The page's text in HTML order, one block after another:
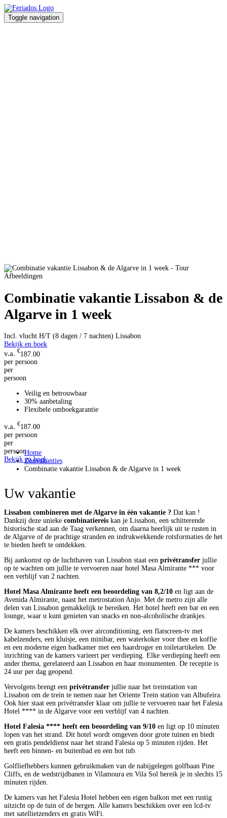
Toggle navigation
Afbeeldingen
Combinatie vakantie Lissabon & de
Algarve in 1 week
Incl. vlucht H/T (8 dagen / 7 nachten) Lissabon
Bekijk en boek
€187.00
per persoon
per
persoon
Veilig en betrouwbaar
30% aanbetaling
Flexibele omboekgarantie
€187.00
per persoon
per
persoon
Bekijk en boek
Home
Zonvakanties
Combinatie vakantie Lissabon & de Algarve in 1 week
Uw vakantie
Lissabon combineren met de Algarve in één vakantie ? Dat kan !
Dankzij deze unieke combinatiereis kan je Lissabon, een schitterende
historische stad aan de Taag verkennen, om daarna heerlijk uit te rusten in
de Algarve of de prachtige stranden en indrukwekkende rotsformaties de het
te bieden heeft te ontdekken.
Bij aankomst op de luchthaven van Lissabon staat een privétransfer jullie
op te wachten om jullie te vervoeren naar hotel Masa Almirante *** voor
een verblijf van 2 nachten.
Hotel Masa Almirante heeft een beoordeling van 8,2/10 en ligt aan de
Avenida Almirante, naast het metrostation Anjo. Met de metro zijn alle
delen van Lissabon gemakkelijk te bereiken. Het hotel heeft een bar en een
lounge, waar u kunt genieten van snacks en non-alcoholische drankjes.
De kamers beschikken elk over airconditioning, een flatscreen-tv met
kabelzenders, een kluisje, een minibar, een waterkoker voor thee en koffie
en een moderne eigen badkamer met een haardroger en toiletartikelen. De
inrichting van de kamers varieert per verdieping. Elke verdieping heeft een
ander thema, gerelateerd aan Lissabon en haar monumenten. De receptie is
24 uur per dag geopend.
Vervolgens brengt een privétransfer jullie naar het treinstation van
Lissabon om de trein te nemen naar het Oriente Trein station van Albufeira.
Ook hier staat een privétransfer klaar om jullie te vervoeren naar het Falesia
Hotel **** in de Algarve voor een verblijf van 4 nachten.
Hotel Falesia **** heeft een beoordeling van 9/10 en ligt op 10 minuten
lopen van het strand. Dit hotel wordt omgeven door grote tuinen en biedt
een gratis pendeldienst naar het strand Falesia op 5 minuten rijden. Het
heeft een binnen- en buitenbad en een hot tub.
Golfliefhebbers kunnen gebruikmaken van de nabijgelegen golfbaan Pine
Cliffs, en de wedstrijdbanen in Vilamoura en Vila Sol bereik je in slechts 15
minuten rijden.
De kamers van het Falesia Hotel hebben een eigen balkon met een rustig
uitzicht op de tuin of de bergen. Alle kamers beschikken over een lcd-tv
met satellietzenders en gratis WiFi.